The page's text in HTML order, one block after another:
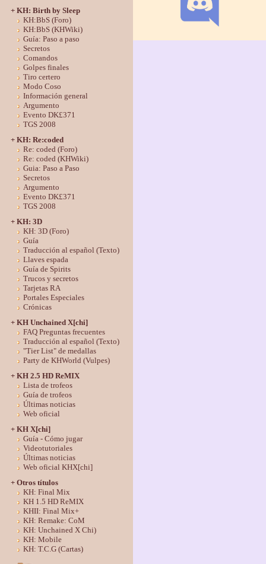
+ KH: Birth by Sleep
KH:BbS (Foro)
KH:BbS (KHWiki)
Guía: Paso a paso
Secretos
Comandos
Golpes finales
Tiro certero
Modo Coso
Información general
Argumento
Evento DK£371
TGS 2008
+ KH: Re:coded
Re: coded (Foro)
Re: coded (KHWiki)
Guia: Paso a Paso
Secretos
Argumento
Evento DK£371
TGS 2008
+ KH: 3D
KH: 3D (Foro)
Guía
Traducción al español (Texto)
Llaves espada
Guía de Spirits
Trucos y secretos
Tarjetas RA
Portales Especiales
Crónicas
+ KH Unchained X[chi]
FAQ Preguntas frecuentes
Traducción al español (Texto)
"Tier List" de medallas
Party de KHWorld (Vulpes)
+ KH 2.5 HD ReMIX
Lista de trofeos
Guía de trofeos
Últimas noticias
Web oficial
+ KH X[chi]
Guía - Cómo jugar
Videotutoriales
Últimas noticias
Web oficial KHX[chi]
+ Otros títulos
KH: Final Mix
KH 1.5 HD ReMIX
KHII: Final Mix+
KH: Remake: CoM
KH: Unchained X Chi)
KH: Mobile
KH: T.C.G (Cartas)